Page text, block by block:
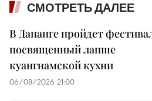
СМОТРЕТЬ ДАЛЕЕ
В Дананге пройдет
посвященный лапше
куангнамской кухни
06/08/2026 21:00